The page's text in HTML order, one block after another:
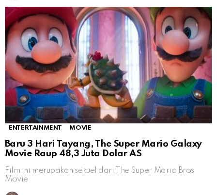
ENTERTAINMENT MOVIE
Baru 3 Hari Tayang, The Super Mario Galaxy
Movie Raup 48,3 Juta Dolar AS
Film ini merupakan sekuel dari The Super Mario Bros
Movie